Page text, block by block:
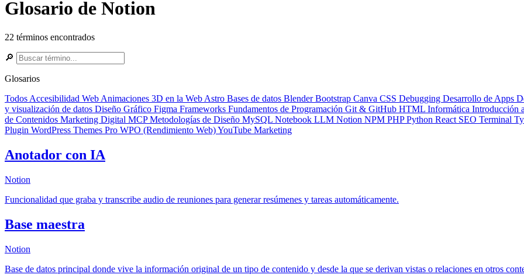
Glosario de Notion
22 términos encontrados
🔎
Glosarios
Todos Accesibilidad Web Animaciones 3D en la Web Astro Bases de datos BlenderBootstrap Canva CSS Debugging Desarrollo de Apps
y visualización de datos Diseño Gráfico Figma Frameworks Fundamentos de Programación Git & GitHub HTML Informática Introducción
de Contenidos Marketing Digital MCPMetodologías de Diseño MySQL Notebook LLM Notion NPM PHPPython React SEO Terminal
Plugin WordPress Themes Pro WPO (Rendimiento Web)YouTube Marketing
Anotador con IA
Notion
Funcionalidad que graba y transcribe audio de reuniones para generar resúmenes y tareas automáticamente.
Base maestra
Notion
Base de datos principal donde vive la información original de un tipo de contenido y desde la que se derivan vistas o relaciones en otros